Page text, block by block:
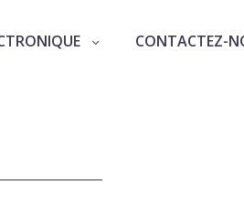
CONTACTEZ-